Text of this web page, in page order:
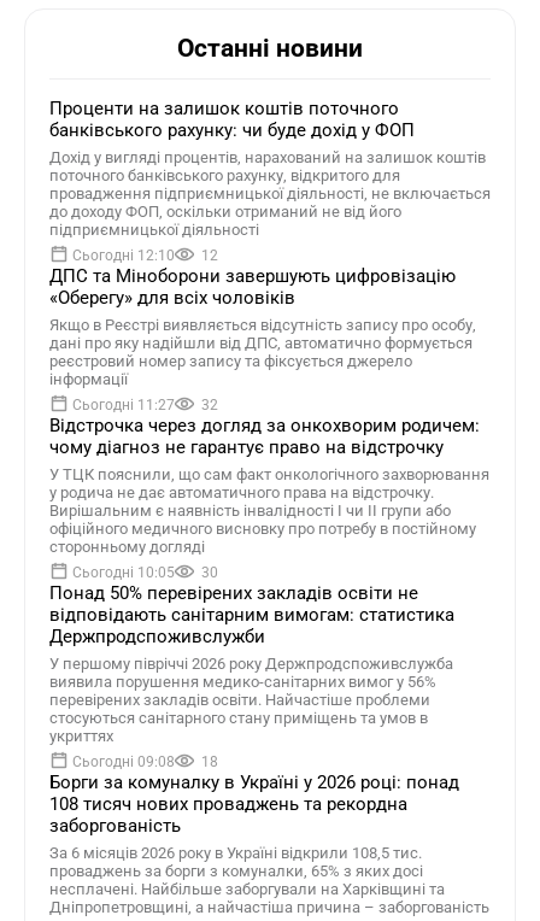
Останні новини
Проценти на залишок коштів поточного
банківського рахунку: чи буде дохід у ФОП
Дохід у вигляді процентів, нарахований на залишок коштів
поточного банківського рахунку, відкритого для
провадження підприємницької діяльності, не включається
до доходу ФОП, оскільки отриманий не від його
підприємницької діяльності
Сьогодні 12:10 12
ДПС та Міноборони завершують цифровізацію
«Оберегу» для всіх чоловіків
Якщо в Реєстрі виявляється відсутність запису про особу,
дані про яку надійшли від ДПС, автоматично формується
реєстровий номер запису та фіксується джерело
інформації
Сьогодні 11:27 32
Відстрочка через догляд за онкохворим родичем:
чому діагноз не гарантує право на відстрочку
У ТЦК пояснили, що сам факт онкологічного захворювання
у родича не дає автоматичного права на відстрочку.
Вирішальним є наявність інвалідності I чи II групи або
офіційного медичного висновку про потребу в постійному
сторонньому догляді
Сьогодні 10:05 30
Понад 50% перевірених закладів освіти не
відповідають санітарним вимогам: статистика
Держпродспоживслужби
У першому півріччі 2026 року Держпродспоживслужба
виявила порушення медико-санітарних вимог у 56%
перевірених закладів освіти. Найчастіше проблеми
стосуються санітарного стану приміщень та умов в
укриттях
Сьогодні 09:08 18
Борги за комуналку в Україні у 2026 році: понад
108 тисяч нових проваджень та рекордна
заборгованість
За 6 місяців 2026 року в Україні відкрили 108,5 тис.
проваджень за борги з комуналки, 65% з яких досі
несплачені. Найбільше заборгували на Харківщині та
Дніпропетровщині, а найчастіша причина – заборгованість